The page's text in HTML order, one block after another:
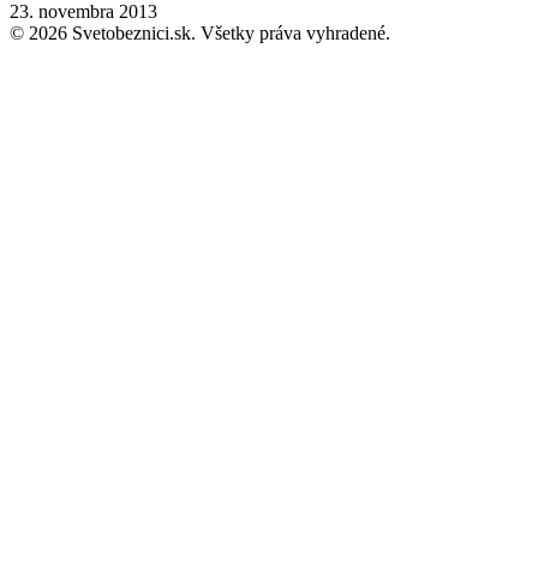
23. novembra 2013
© 2026 Svetobeznici.sk. Všetky práva vyhradené.